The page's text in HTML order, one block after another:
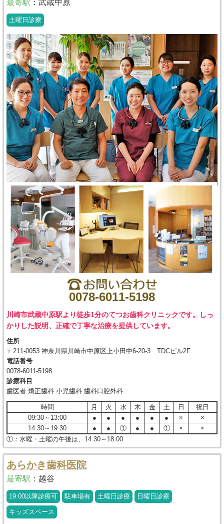
最寄駅 ： 武蔵中原
土曜日診療
0078-6011-5198
川崎市武蔵中原駅より徒歩1分のてつお歯科クリニックです。しっ
かりした説明、正確で丁寧な治療を提供しています。
住所
〒211-0053 神奈川県川崎市中原区上小田中6-20-3 TDCビル2F
電話番号
0078-6011-5198
診療科目
歯医者 矯正歯科 小児歯科 歯科口腔外科
時間 月 火 水 木 金 土 日
祝日
09:30～13:00
● ● ● ● ● ● ×
×
14:30～19:30
● ● ① ● ● ① ×
×
①：水曜・土曜の午後は、14:30～18:00
あらかき歯科医院
最寄駅 ： 越谷
19:00以降診療可 駐車場有 土曜日診療 日曜日診療
キッズスペース